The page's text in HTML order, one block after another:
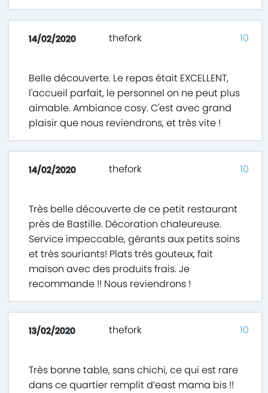
14/02/2020 thefork
Belle découverte. Le repas était EXCELLENT,
l'accueil parfait, le personnel on ne peut plus
aimable. Ambiance cosy. C'est avec grand
plaisir que nous reviendrons, et très vite !
10
14/02/2020 thefork
Très belle découverte de ce petit restaurant
près de Bastille. Décoration chaleureuse.
Service impeccable, gérants aux petits soins
et très souriants! Plats très gouteux, fait
maison avec des produits frais. Je
recommande !! Nous reviendrons !
10
13/02/2020 thefork
Très bonne table, sans chichi, ce qui est rare
dans ce quartier remplit d’east mama bis !!
10